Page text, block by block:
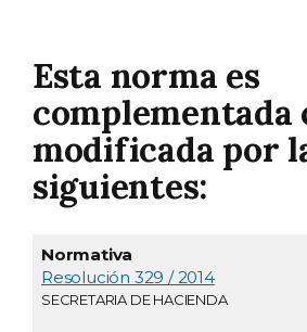
Esta norma es
complementada
modificada por
siguientes:
Normativa
en boletín
Resolución 329 / 2014
SECRETARIA DE HACIENDA